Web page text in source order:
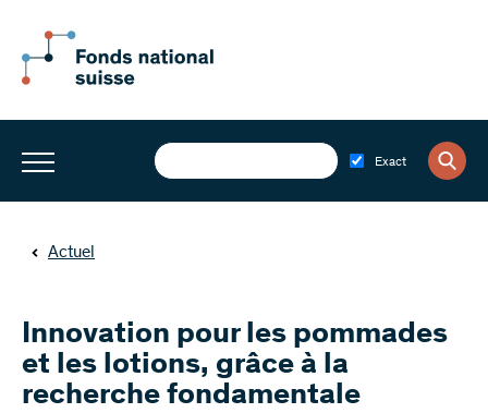
Exact
Actuel
Innovation pour les pommades
et les lotions, grâce à la
recherche fondamentale